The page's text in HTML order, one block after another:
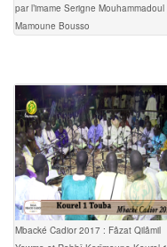
par l’imame Serigne Mouhammadoul
Mamoune Bousso
Mbacké Cadior 2017 : Fâzat Qilâmil